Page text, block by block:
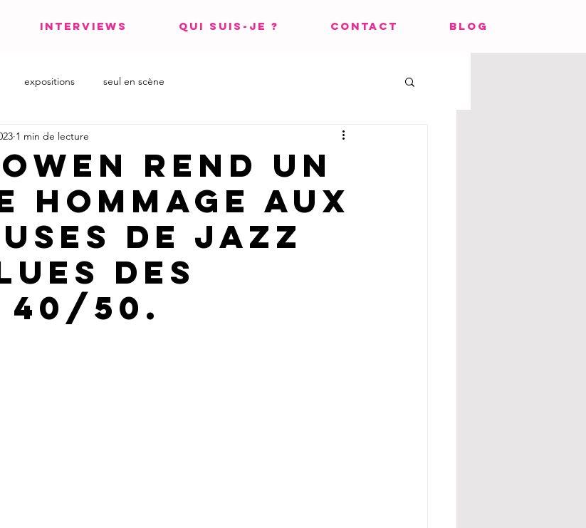
INTERVIEWS QUI SUIS-JE ? CONTACT BLOG
expositions seul en scène
rend un
hommage aux
de jazz
des
40/50.
1 min de lecture